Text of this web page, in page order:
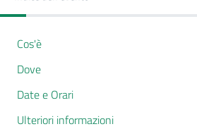
Cos'è
Dove
Date e Orari
Ulteriori informazioni